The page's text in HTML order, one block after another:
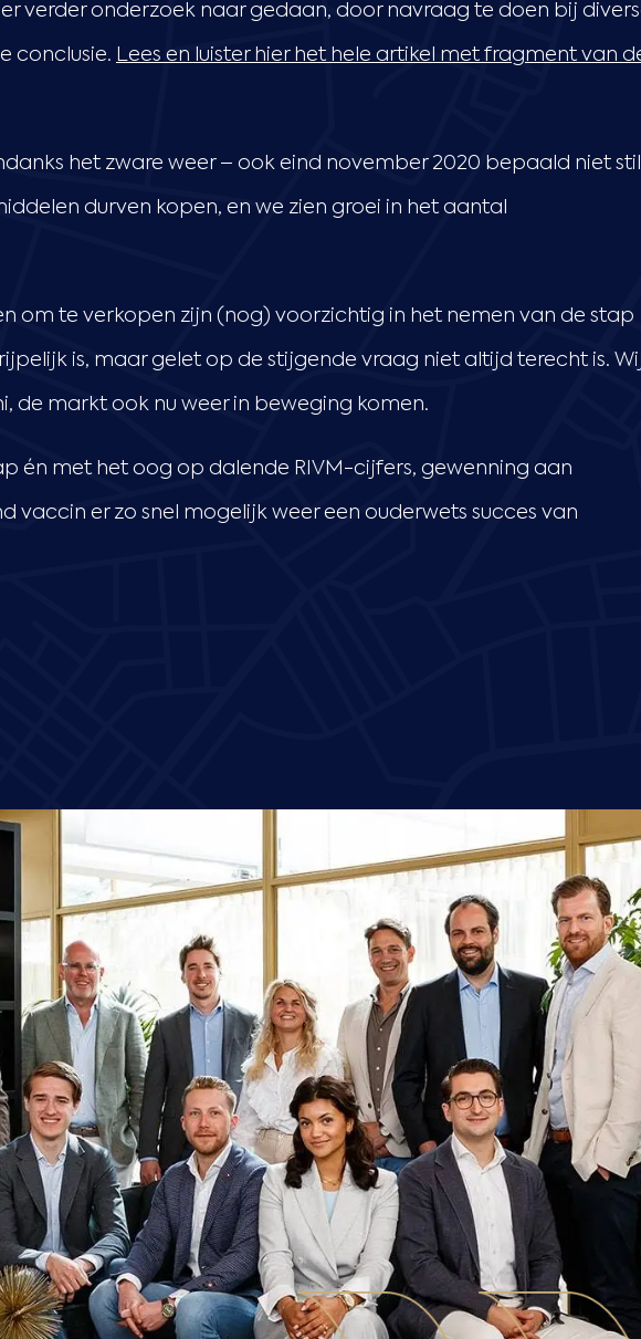
verder onderzoek naar gedaan, door navraag te doen bij
conclusie. Lees en luister hier het hele artikel met fragment van
het zware weer – ook eind november 2020 bepaald niet
durven kopen, en we zien groei in het aantal
om te verkopen zijn (nog) voorzichtig in het nemen van de stap
is, maar gelet op de stijgende vraag niet altijd terecht is. Wij
de markt ook nu weer in beweging komen.
én met het oog op dalende RIVM-cijfers, gewenning aan
vaccin er zo snel mogelijk weer een ouderwets succes van